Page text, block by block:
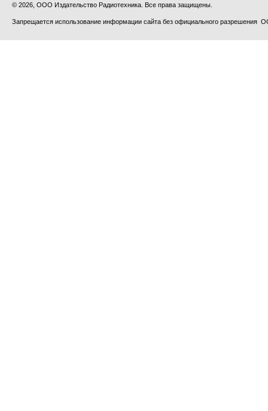
© 2026, ООО Издательство Радиотехника. Все права защищены.
Запрещается использование информации сайта без официального разрешения